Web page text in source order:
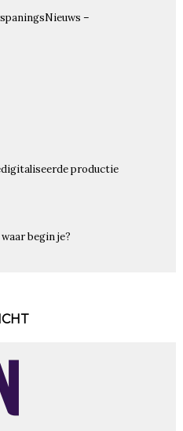
–
productie
begin je?